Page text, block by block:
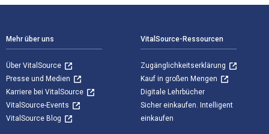
Mehr über uns
Über VitalSource
Presse und Medien
Karriere bei VitalSource
VitalSource-Events
VitalSource Blog
VitalSource-Ressourcen
Zugänglichkeitserklärung
Kauf in großen Mengen
Digitale Lehrbücher
Sicher einkaufen. Intelligent
einkaufen